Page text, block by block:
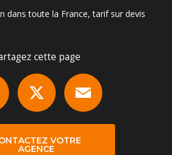
dans toute la France, tarif sur devis
cette page
Facebook
VOTRE
AGENCE